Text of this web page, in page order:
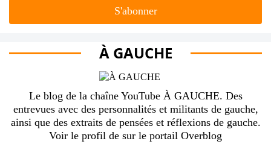
À GAUCHE
Le blog de la chaîne YouTube À GAUCHE. Des
entrevues avec des personnalités et militants de gauche,
ainsi que des extraits de pensées et réflexions de gauche.
Voir le profil de sur le portail Overblog